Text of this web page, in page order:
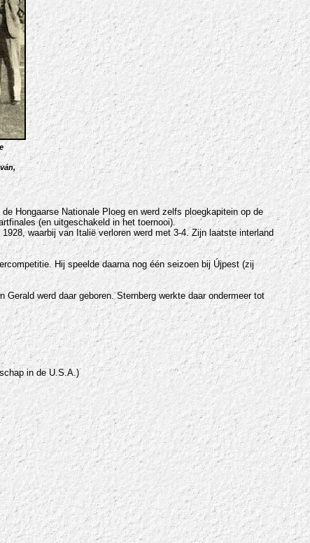
Hongaarse Nationale Ploeg en werd zelfs ploegkapitein op de
(en uitgeschakeld in het toernooi).
waarbij van Italië verloren werd met 3-4. Zijn laatste interland
Hij speelde daarna nog één seizoen bij Újpest (zij
werd daar geboren. Sternberg werkte daar ondermeer tot
in de U.S.A.)